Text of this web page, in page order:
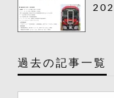
過去の記事一覧